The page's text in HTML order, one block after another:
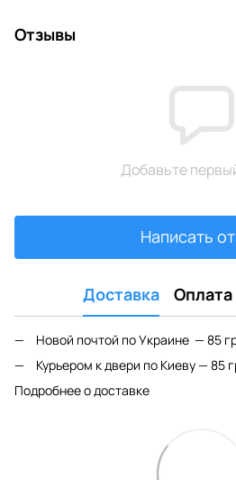
Отзывы
Добавьте
Написать
Доставка Оплата
Новой почтой по Украине — 85
Курьером к двери по Киеву — 85
Подробнее о доставке